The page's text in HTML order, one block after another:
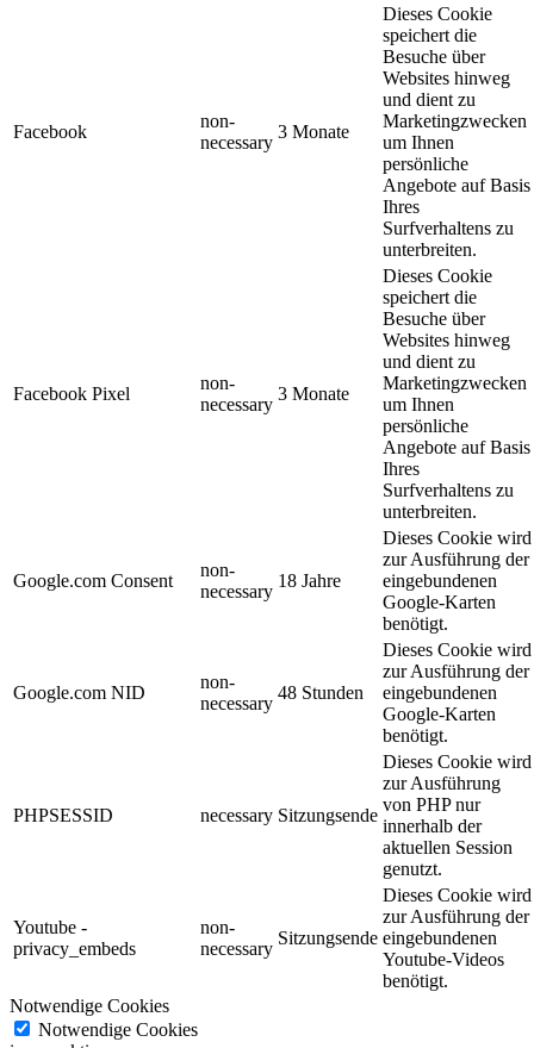
Facebook
non-
necessary
3 Monate
Dieses Cookie
speichert die
Besuche über
Websites hinweg
und dient zu
Marketingzwecken
um Ihnen
persönliche
Angebote auf Basis
Ihres
Surfverhaltens zu
unterbreiten.
Facebook Pixel
non-
necessary
3 Monate
Dieses Cookie
speichert die
Besuche über
Websites hinweg
und dient zu
Marketingzwecken
um Ihnen
persönliche
Angebote auf Basis
Ihres
Surfverhaltens zu
unterbreiten.
Google.com Consent
non-
necessary
18 Jahre
Dieses Cookie wird
zur Ausführung der
eingebundenen
Google-Karten
benötigt.
Google.com NID
non-
necessary
48 Stunden
Dieses Cookie wird
zur Ausführung der
eingebundenen
Google-Karten
benötigt.
PHPSESSID necessary Sitzungsende
Dieses Cookie wird
zur Ausführung
von PHP nur
innerhalb der
aktuellen Session
genutzt.
Youtube -
privacy_embeds
non-
necessary
Sitzungsende
Dieses Cookie wird
zur Ausführung der
eingebundenen
Youtube-Videos
benötigt.
Notwendige Cookies
Notwendige Cookies